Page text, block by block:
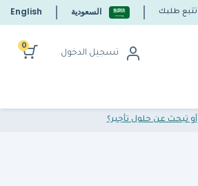
تتبع طلبك السعودية English
تسجيل الدخول
0
أو تبحث عن حلول تأجير؟